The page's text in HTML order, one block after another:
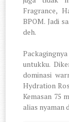
Fragrance,
BPOM. Jadi
deh.
untukku.
dominasi
Hydration
Kemasan 75
alias nyaman